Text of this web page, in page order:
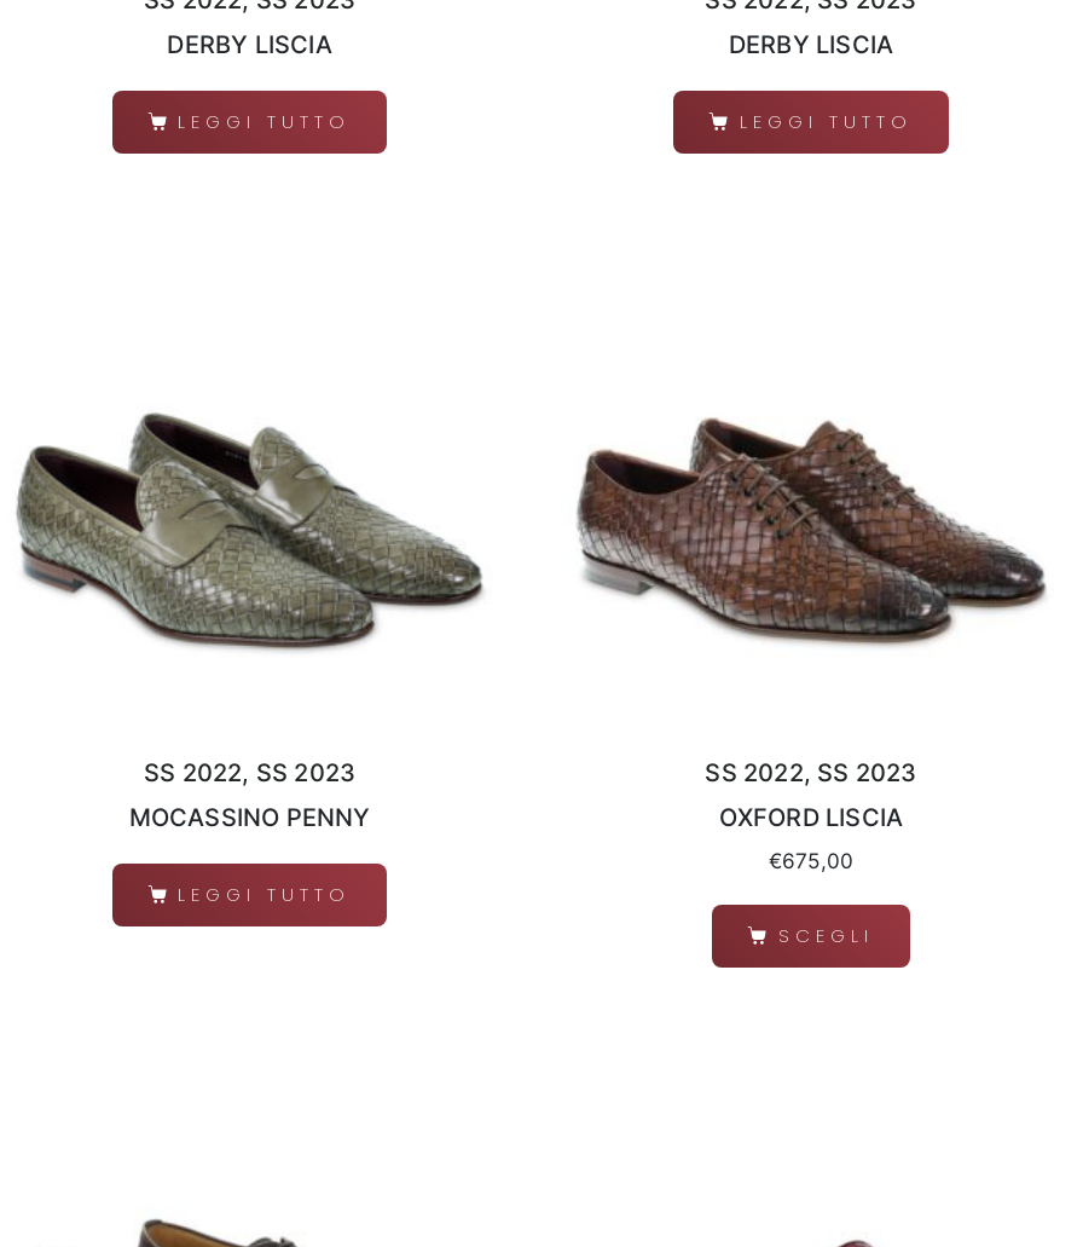
DERBY LISCIA
LEGGI TUTTO
DERBY LISCIA
LEGGI TUTTO
SS 2022, SS 2023
MOCASSINO PENNY
LEGGI TUTTO
SS 2022, SS 2023
OXFORD LISCIA
€675,00
SCEGLI